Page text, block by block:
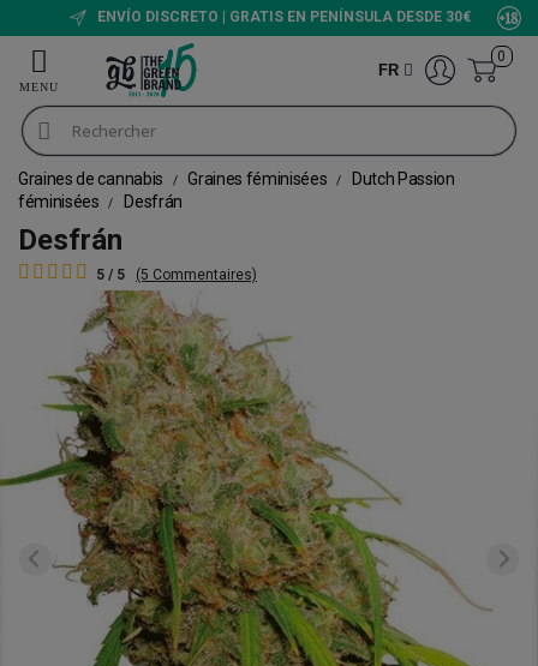
ENVÍO DISCRETO | GRATIS EN PENÍNSULA DESDE 30€
FR
0
Graines de cannabis Graines féminisées
Dutch Passion
féminisées
Desfrán
Desfrán
5 / 5 (5 Commentaires)